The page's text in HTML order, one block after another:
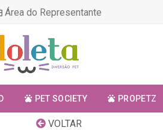
Área do Representante
PET SOCIETY PROPETZ
VOLTAR